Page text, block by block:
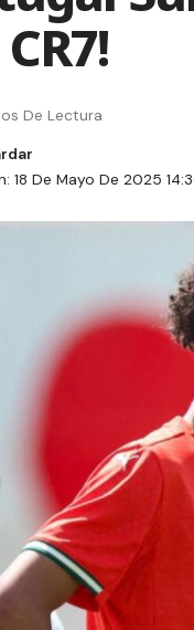
18 De Mayo De 2025
De Lectura